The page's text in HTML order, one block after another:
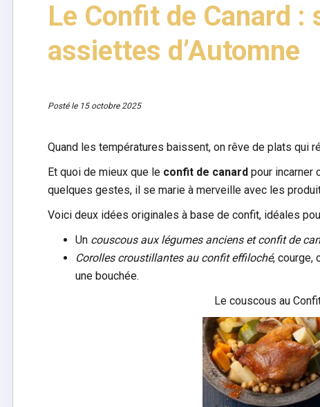
Le Confit de Canard
assiettes d’Automne
Posté le 15 octobre 2025
Quand les températures baissent, on rêve de plats qui
Et quoi de mieux que le confit de canard pour incarner
quelques gestes, il se marie à merveille avec les
Voici deux idées originales à base de confit, idéales
Un couscous aux légumes anciens et confit de
Corolles croustillantes au confit effiloché, courge,
une bouchée.
Le couscous au